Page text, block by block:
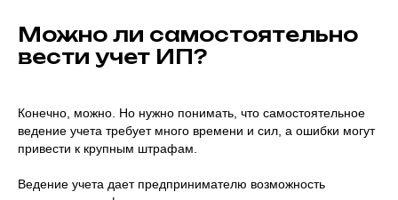
Можно ли самостоятельно
вести учет ИП?
Конечно, можно. Но нужно понимать, что самостоятельное
ведение учета требует много времени и сил, а ошибки могут
привести к крупным штрафам.
Ведение учета дает предпринимателю возможность